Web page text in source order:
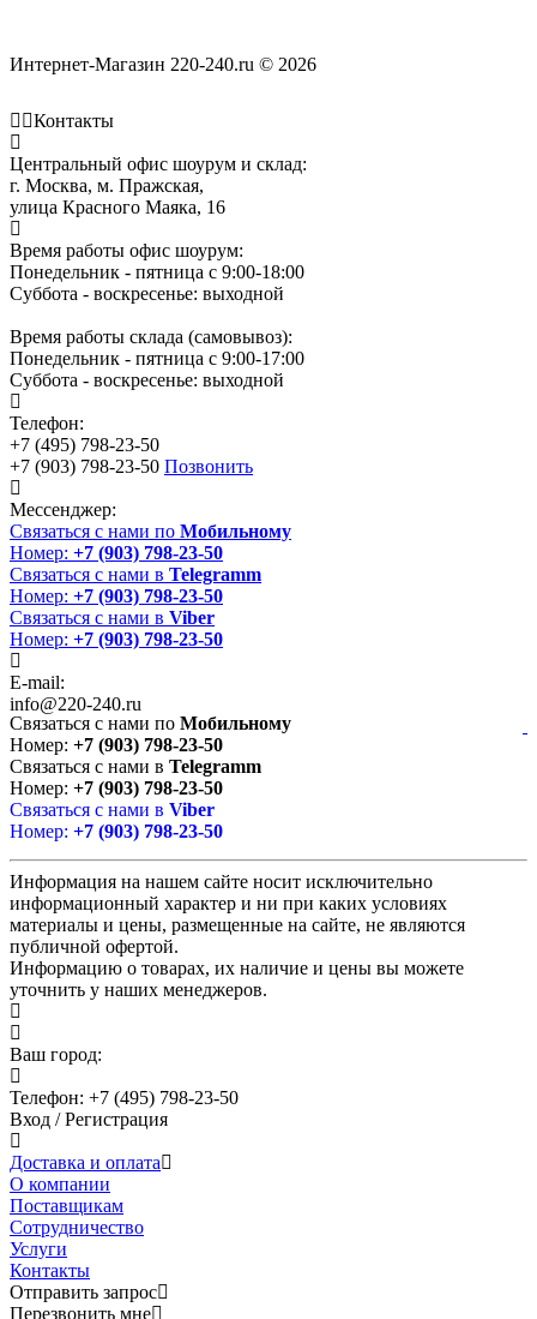
Интернет-Магазин 220-240.ru © 2026
Контакты
Центральный офис шоурум и склад:
г. Москва, м. Пражская,
улица Красного Маяка, 16
Время работы офис шоурум:
Понедельник - пятница с 9:00-18:00
Суббота - воскресенье: выходной
Время работы склада (самовывоз):
Понедельник - пятница с 9:00-17:00
Суббота - воскресенье: выходной
Телефон:
+7 (495) 798-23-50
+7 (903) 798-23-50 Позвонить
Мессенджер:
Связаться с нами по Мобильному
Номер: +7 (903) 798-23-50
Связаться с нами в Telegramm
Номер: +7 (903) 798-23-50
Связаться с нами в Viber
Номер: +7 (903) 798-23-50
E-mail:
info@220-240.ru
Связаться с нами по Мобильному
Номер: +7 (903) 798-23-50
Связаться с нами в Telegramm
Номер: +7 (903) 798-23-50
Связаться с нами в Viber
Номер: +7 (903) 798-23-50
Информация на нашем сайте носит исключительно
информационный характер и ни при каких условиях
материалы и цены, размещенные на сайте, не являются
публичной офертой.
Информацию о товарах, их наличие и цены вы можете
уточнить у наших менеджеров.
Ваш город:
Телефон: +7 (495) 798-23-50
Вход /Регистрация
Доставка и оплата
О компании
Поставщикам
Сотрудничество
Услуги
Контакты
Отправить запрос
Перезвонить мне